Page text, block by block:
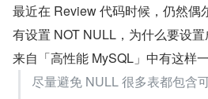
最近在 Review 代码时候，仍然偶
有设置 NOT NULL，为什么要设置
来自「高性能 MySQL」中有这样
尽量避免 NULL 很多表都包含